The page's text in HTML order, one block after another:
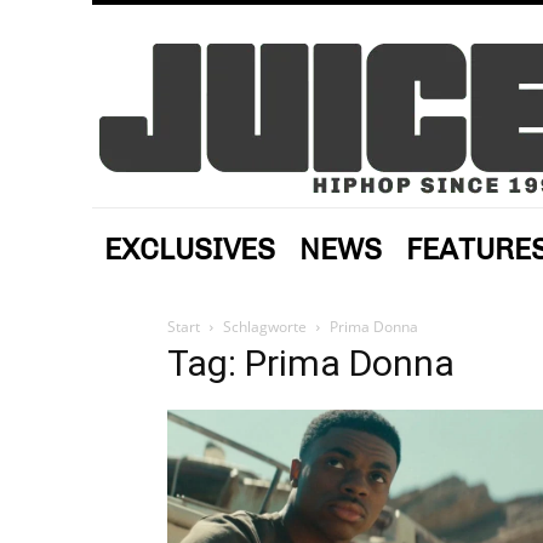
EXCLUSIVES NEWS
Start Schlagworte Prima Donna
Tag: Prima Donna